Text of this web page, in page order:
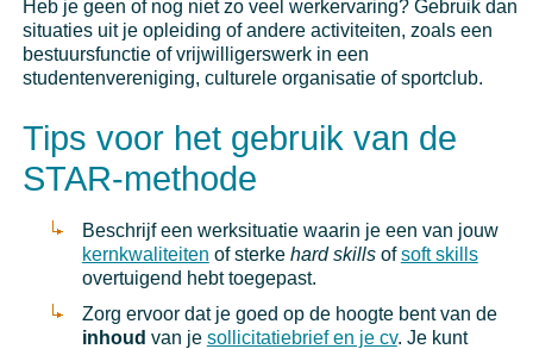
Heb je geen of nog niet zo veel werkervaring? Gebruik dan
situaties uit je opleiding of andere activiteiten, zoals een
bestuursfunctie of vrijwilligerswerk in een
studentenvereniging, culturele organisatie of sportclub.
Tips voor het gebruik van de
STAR-methode
Beschrijf een werksituatie waarin je een van jouw
kernkwaliteiten of sterke hard skillsofsoft skills
overtuigend hebt toegepast.
Zorg ervoor dat je goed op de hoogte bent van de
inhoud van je sollicitatiebrief en je cv. Je kunt